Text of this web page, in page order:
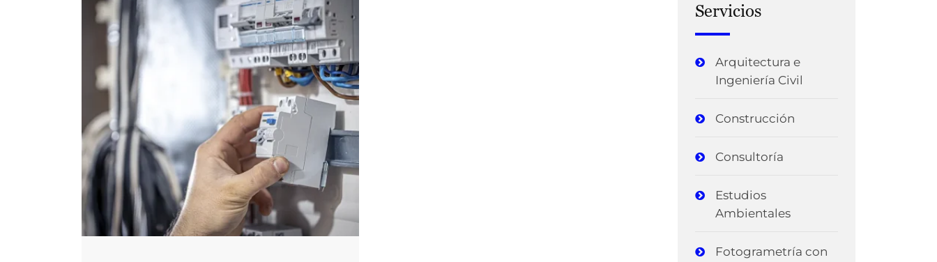
Servicios
Arquitectura e
Ingeniería Civil
Construcción
Consultoría
Estudios
Ambientales
Fotogrametría con